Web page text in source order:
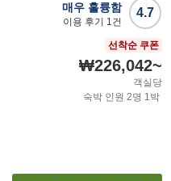
4.7
매우 훌륭함
이용 후기 1건
선착순 쿠폰
₩226,042~
객실당
숙박 인원 2명 1박